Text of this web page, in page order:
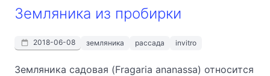
Земляника из пробирки
2018-06-08 земляника рассада invitro
Земляника садовая (Fragaria ananassa) относится